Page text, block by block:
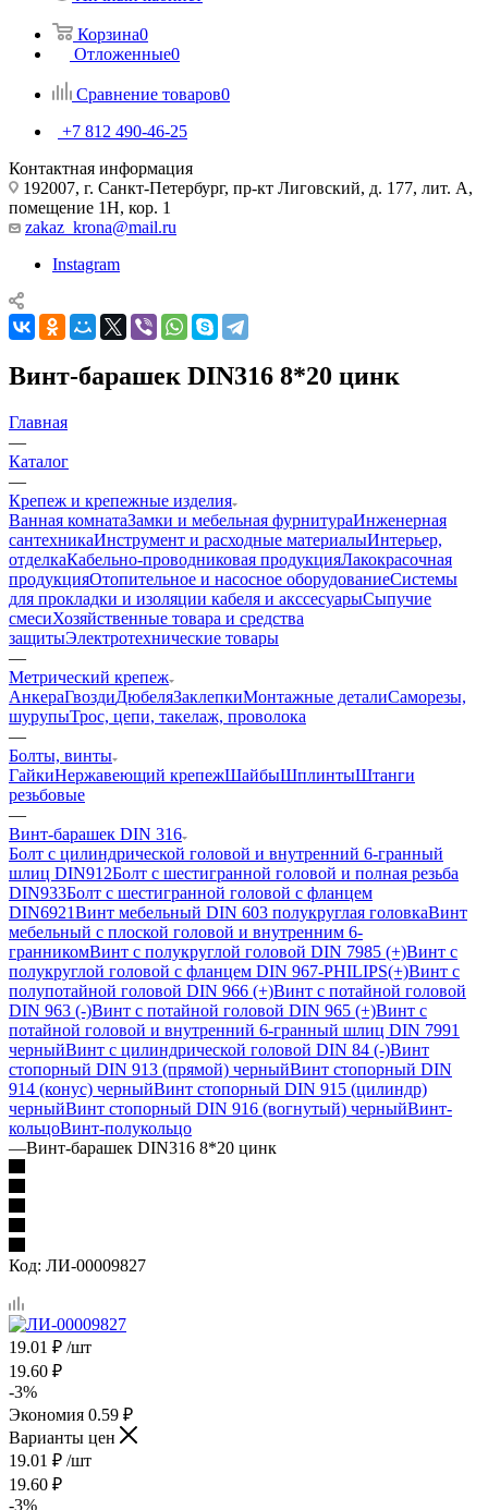
Корзина0
Отложенные0
Сравнение товаров0
+7 812 490-46-25
Контактная информация
192007, г. Санкт-Петербург, пр-кт Лиговский, д. 177, лит. А,
помещение 1Н, кор. 1
zakaz_krona@mail.ru
Instagram
Винт-барашек DIN316 8*20 цинк
Главная
—
Каталог
—
Крепеж и крепежные изделия
Ванная комнатаЗамки и мебельная фурнитураИнженерная
сантехникаИнструмент и расходные материалыИнтерьер,
отделкаКабельно-проводниковая продукцияЛакокрасочная
продукцияОтопительное и насосное оборудованиеСистемы
для прокладки и изоляции кабеля и акссесуарыСыпучие
смесиХозяйственные товара и средства
защитыЭлектротехнические товары
—
Метрический крепеж
АнкераГвоздиДюбеляЗаклепкиМонтажные деталиСаморезы,
шурупыТрос, цепи, такелаж, проволока
—
Болты, винты
ГайкиНержавеющий крепежШайбыШплинтыШтанги
резьбовые
—
Винт-барашек DIN 316
Болт с цилиндрической головой и внутренний 6-гранный
шлиц DIN912Болт с шестигранной головой и полная резьба
DIN933Болт с шестигранной головой с фланцем
DIN6921Винт мебельный DIN 603 полукруглая головкаВинт
мебельный с плоской головой и внутренним 6-
гранникомВинт с полукруглой головой DIN 7985 (+)Винт с
полукруглой головой с фланцем DIN 967-PHILIPS(+)Винт с
полупотайной головой DIN 966 (+)Винт с потайной головой
DIN 963 (-)Винт с потайной головой DIN 965 (+)Винт с
потайной головой и внутренний 6-гранный шлиц DIN 7991
черныйВинт с цилиндрической головой DIN 84 (-)Винт
стопорный DIN 913 (прямой) черныйВинт стопорный DIN
914 (конус) черныйВинт стопорный DIN 915 (цилиндр)
черныйВинт стопорный DIN 916 (вогнутый) черныйВинт-
кольцоВинт-полукольцо
—Винт-барашек DIN316 8*20 цинк
Код: ЛИ-00009827
19.01 ₽ /шт
19.60 ₽
-3%
Экономия 0.59 ₽
Варианты цен
19.01 ₽ /шт
19.60 ₽
-3%